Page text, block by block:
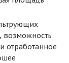
возможность
отработанное